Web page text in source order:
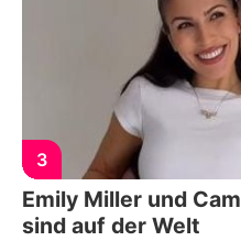
3
Emily Miller und
sind auf der Welt